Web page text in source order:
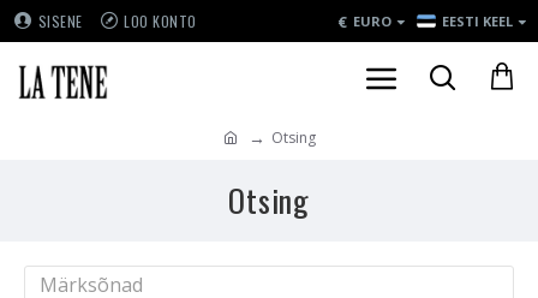
SISENE LOO KONTO € EURO EESTI KEEL
Otsing
Otsing